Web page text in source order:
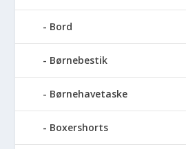
Bord
Børnebestik
Børnehavetaske
Boxershorts